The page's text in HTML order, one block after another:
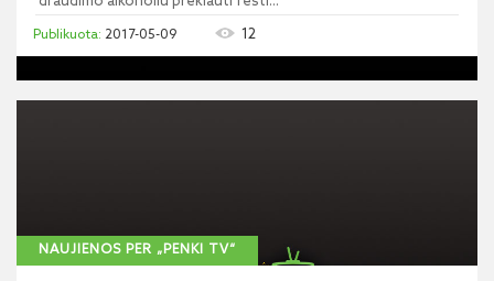
2017-05-09 12
NAUJIENOS PER „PENKI TV“